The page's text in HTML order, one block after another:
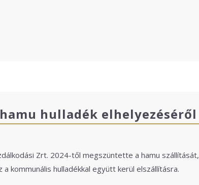
hulladék elhelyezéséről
Zrt. 2024-től megszüntette a hamu szállítását,
a kommunális hulladékkal együtt kerül elszállításra.